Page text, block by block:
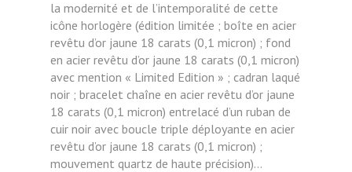
la modernité et de l’intemporalité de cette
icône horlogère (édition limitée ; boîte en acier
revêtu d’or jaune 18 carats (0,1 micron) ; fond
en acier revêtu d’or jaune 18 carats (0,1 micron)
avec mention « Limited Edition » ; cadran laqué
noir ; bracelet chaîne en acier revêtu d’or jaune
18 carats (0,1 micron) entrelacé d’un ruban de
cuir noir avec boucle triple déployante en acier
revêtu d’or jaune 18 carats (0,1 micron) ;
mouvement quartz de haute précision)…